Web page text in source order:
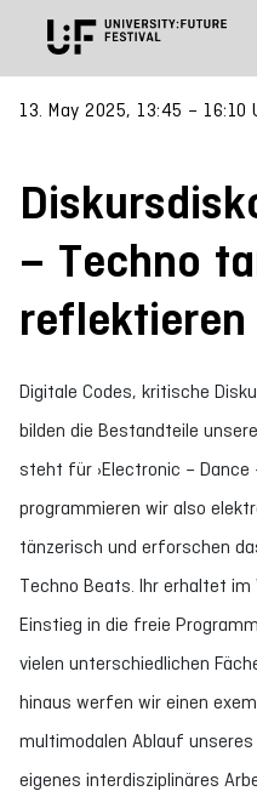
13. May 2025, 13:45 – 16:10
– Techno
reflektieren
Digitale Codes, kritische
bilden die Bestandteile
steht für ›Electronic – Dance
programmieren wir also
tänzerisch und erforschen
Techno Beats. Ihr erhaltet
Einstieg in die freie
vielen unterschiedlichen
hinaus werfen wir einen
multimodalen Ablauf
eigenes interdisziplinäres